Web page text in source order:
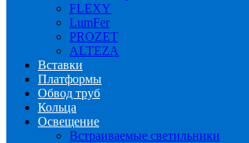
FLEXY
LumFer
PROZET
ALTEZA
Вставки
Платформы
Обвод труб
Кольца
Освещение
Встраиваемые светильники